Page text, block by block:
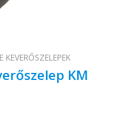
KEVERŐSZELEPEK
KM